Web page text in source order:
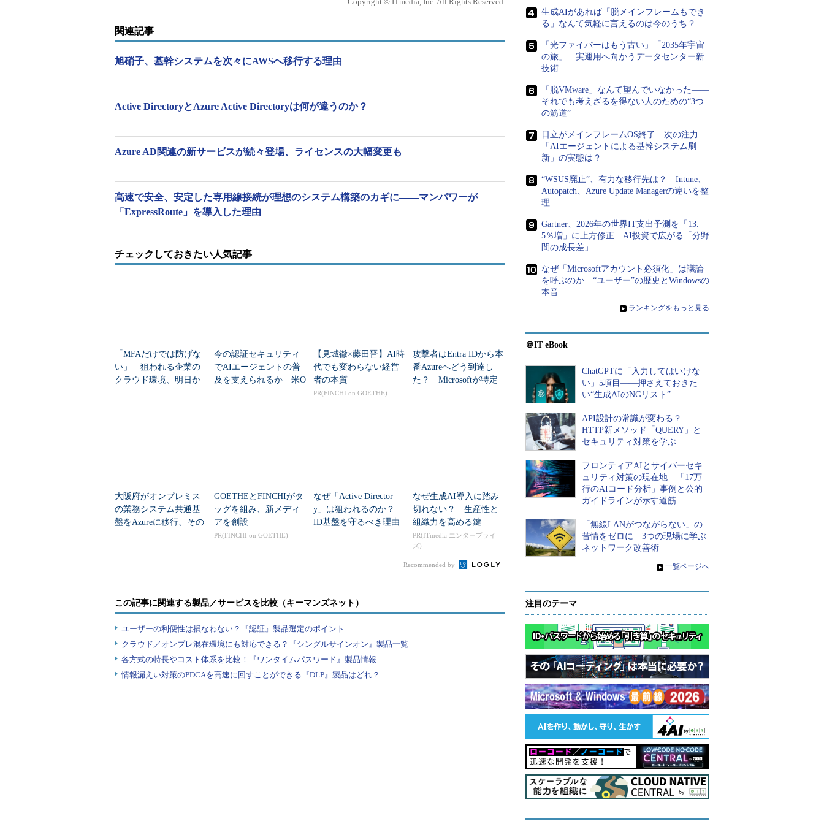
図1旭硝子が構築したクラウドサービス向けの共通認証基盤。Salesforce、Box、Sansanの認証基盤をAzure AD
旭硝子は2015年よりSAPを含むさまざまな基幹系システムを「Amazon Web
考記事］旭硝子、基幹システムを次々にAWSへ移行する理由）。旭硝子の赤崎峰大氏
（情報システム部 統括主幹 OA・ネットワークグループリーダー）は、同社におけるク
「旭硝子では、クラウドファーストで検討し、クラウド活用を積極的に推進していま
す。適材適所でシステムを稼働させ、効果を最大化していくことが重要です」（赤崎
氏）
旭硝子が利用するクラウドサービ
客管理などに活用してきた。2016年
からはBoxとSansanの利用も全社で開
始。Boxは、主に社外の関係者との情
され、現在、全社員約1万8000人のうちの1～2割に相当する1000～2000人に配布されてい
る。そうした中、課題となり始めていたのがアカウント管理だった。赤崎氏は次のよう
に話す。
「クラウドサービスの利用が広がると、サービスごとにアカウントが増えていきま
す。3つのSaaS（Salesforce、Box、Sansan）は、それぞれ異なるポリシーでIDとパスワー
がありました。また、パスワードリセットによる管理者の作業負荷の高まりや、パスワ
ードが漏れることによる情報漏えいリスクも懸念されました。共通認証基盤の構築は、
今後、利用拡大が確実なクラウドサービスへの対応と、ガバナンス／セキュリティの面
から喫緊の課題だったのです」（赤崎氏）
問題意識は「アプリケーションの迅速な導入」と「クウラドセキュリティ」
関連記事
旭硝子、基幹システムを次々にAWSへ移行する理由
Active DirectoryとAzure Active Directoryは何が違うのか？
Azure AD関連の新サービスが続々登場、ライセンスの大幅変更も
高速で安全、安定した専用線接続が理想のシステム構築のカギに――マンパワーが
「ExpressRoute」を導入した理由
チェックしておきたい人気記事
「MFAだけでは防げな
い」 狙われる企業の
クラウド環境、明日か
今の認証セキュリティ
でAIエージェントの普
及を支えられるか 米O
【見城徹×藤田晋】AI時
代でも変わらない経営
者の本質
PR(FINCHI on GOETHE)
攻撃者はEntra IDから本
番Azureへどう到達し
た？ Microsoftが特定
大阪府がオンプレミス
の業務システム共通基
盤をAzureに移行、その
GOETHEとFINCHIがタ
ッグを組み、新メディ
アを創設
PR(FINCHI on GOETHE)
なぜ「Active Director
y」は狙われるのか？
ID基盤を守るべき理由
なぜ生成AI導入に踏み
切れない？ 生産性と
組織力を高める鍵
PR(ITmedia エンタープライ
ズ)
Recommended by
この記事に関連する製品／サービスを比較（キーマンズネット）
ユーザーの利便性は損なわない？『認証』製品選定のポイント
クラウド／オンプレ混在環境にも対応できる？『シングルサインオン』製品一覧
各方式の特長やコスト体系を比較！『ワンタイムパスワード』製品情報
情報漏えい対策のPDCAを高速に回すことができる『DLP』製品はどれ？
生成AIがあれば「脱メインフレームもでき
る」なんて気軽に言えるのは今のうち？
「光ファイバーはもう古い」「2035年宇宙
の旅」 実運用へ向かうデータセンター新
技術
「脱VMware」なんて望んでいなかった――
それでも考えざるを得ない人のための“3つ
の筋道”
日立がメインフレームOS終了 次の注力
「AIエージェントによる基幹システム刷
新」の実態は？
“WSUS廃止”、有力な移行先は？ Intune、
Autopatch、Azure Update Managerの違いを整
理
Gartner、2026年の世界IT支出予測を「13.
5％増」に上方修正 AI投資で広がる「分野
間の成長差」
なぜ「Microsoftアカウント必須化」は議論
を呼ぶのか “ユーザー”の歴史とWindowsの
本音
» ランキングをもっと見る
＠IT eBook
ChatGPTに「入力してはいけな
い」5項目――押さえておきた
い“生成AIのNGリスト”
API設計の常識が変わる？
HTTP新メソッド「QUERY」と
セキュリティ対策を学ぶ
フロンティアAIとサイバーセキ
ュリティ対策の現在地 「17万
行のAIコード分析」事例と公的
ガイドラインが示す道筋
「無線LANがつながらない」の
苦情をゼロに 3つの現場に学ぶ
ネットワーク改善術
» 一覧ページへ
注目のテーマ